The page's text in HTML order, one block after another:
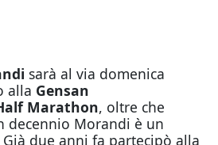
sarà al via domenica
alla Gensan
Marathon, oltre che
decennio Morandi è un
due anni fa partecipò alla